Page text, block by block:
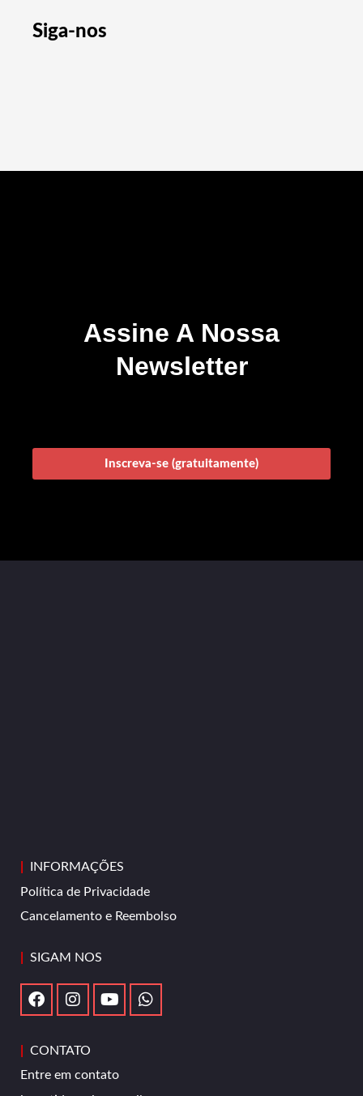
Siga-nos
Assine A Nossa
Newsletter
Inscreva-se (gratuitamente)
INFORMAÇÕES
Política de Privacidade
Cancelamento e Reembolso
SIGAM NOS
CONTATO
Entre em contato